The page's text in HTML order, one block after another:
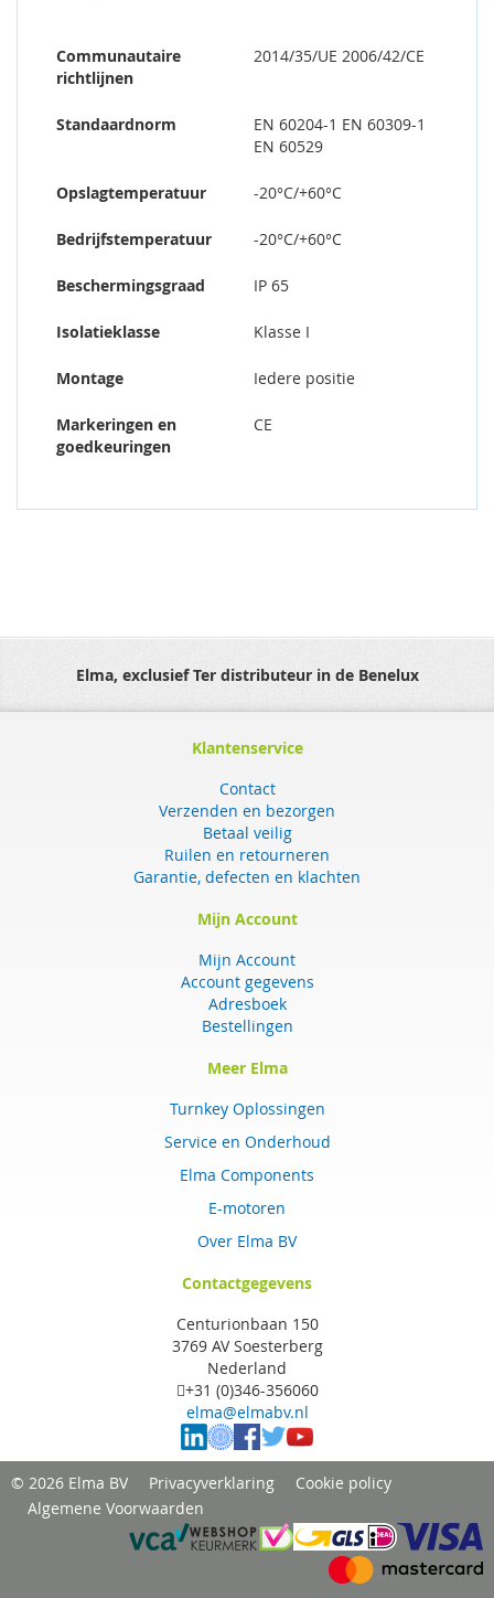
Communautaire
richtlijnen
2014/35/UE 2006/42/CE
Standaardnorm
EN 60204-1 EN 60309-1
EN 60529
Opslagtemperatuur -20°C/+60°C
Bedrijfstemperatuur -20°C/+60°C
Beschermingsgraad IP 65
Isolatieklasse Klasse I
Montage Iedere positie
Markeringen en
goedkeuringen
CE
Elma, exclusief Ter distributeur in de Benelux
Klantenservice
Contact
Verzenden en bezorgen
Betaal veilig
Ruilen en retourneren
Garantie, defecten en klachten
Mijn Account
Mijn Account
Account gegevens
Adresboek
Bestellingen
Meer Elma
Turnkey Oplossingen
Service en Onderhoud
Elma Components
E-motoren
Over Elma BV
Contactgegevens
Centurionbaan 150
3769 AV Soesterberg
Nederland
+31 (0)346-356060
elma@elmabv.nl
© 2026 Elma BV Privacyverklaring
Cookie policy
Algemene Voorwaarden